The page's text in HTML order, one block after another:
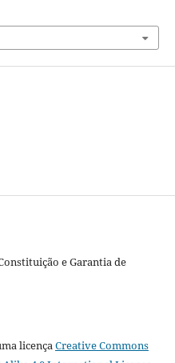
e Garantia de
licençaCreative Commons